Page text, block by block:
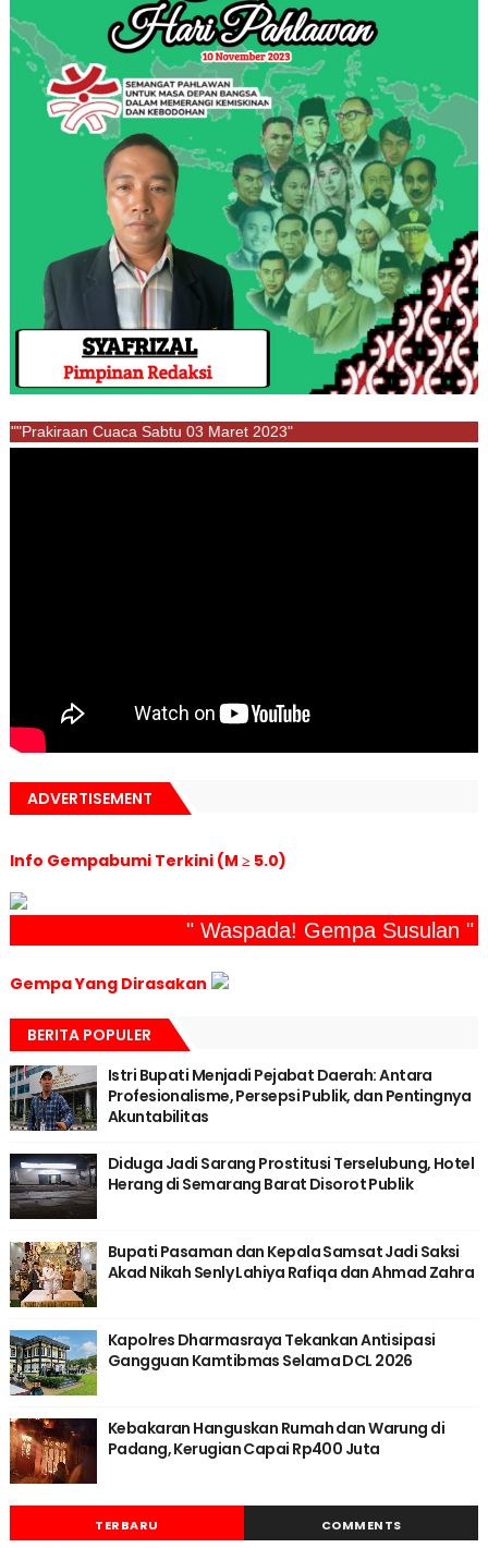
""Prakiraan Cuaca Sabtu 03 Maret 2023"
ADVERTISEMENT
Info Gempabumi Terkini (M ≥ 5.0)
" Waspada! Gempa Susulan "
Gempa Yang Dirasakan
BERITA POPULER
Istri Bupati Menjadi Pejabat Daerah: Antara
Profesionalisme, Persepsi Publik, dan Pentingnya
Akuntabilitas
Diduga Jadi Sarang Prostitusi Terselubung, Hotel
Herang di Semarang Barat Disorot Publik
Bupati Pasaman dan Kepala Samsat Jadi Saksi
Akad Nikah Senly Lahiya Rafiqa dan Ahmad Zahra
Kapolres Dharmasraya Tekankan Antisipasi
Gangguan Kamtibmas Selama DCL 2026
Kebakaran Hanguskan Rumah dan Warung di
Padang, Kerugian Capai Rp400 Juta
TERBARU COMMENTS